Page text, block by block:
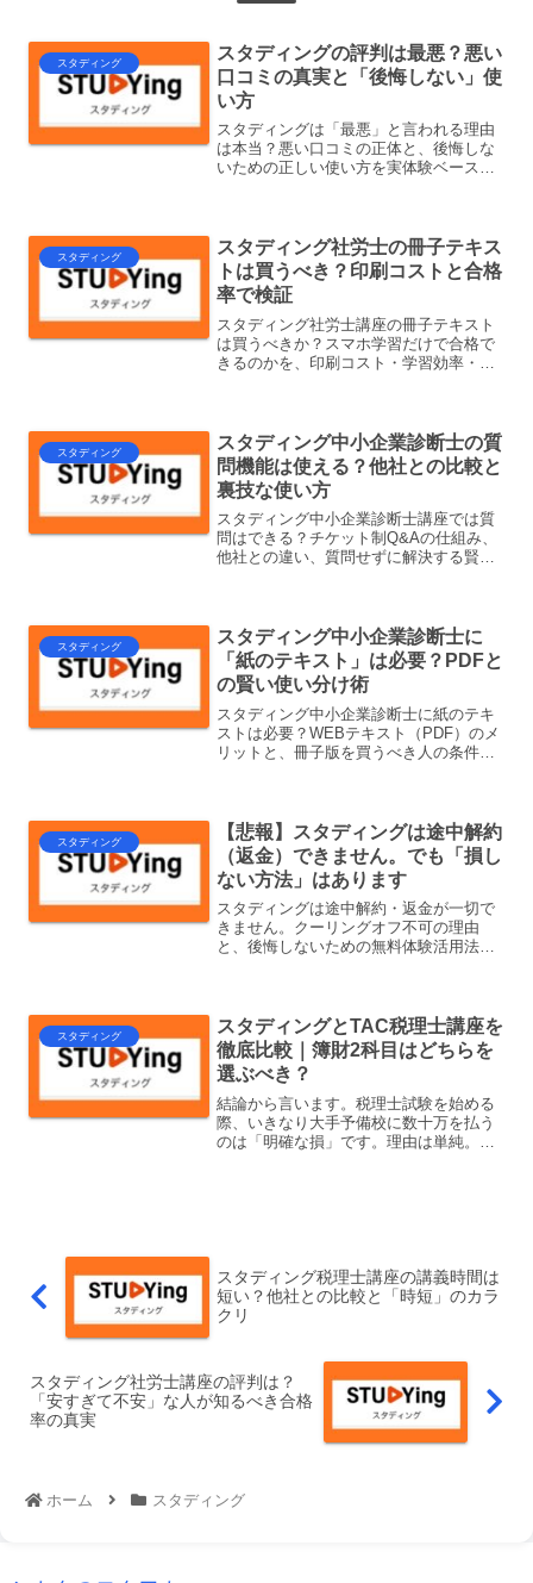
スタディング
スタディングの評判は最悪？悪い
口コミの真実と「後悔しない」使
い方
スタディングは「最悪」と言われる理由
は本当？悪い口コミの正体と、後悔しな
いための正しい使い方を実体験ベースで
スタディング
スタディング社労士の冊子テキス
トは買うべき？印刷コストと合格
率で検証
スタディング社労士講座の冊子テキスト
は買うべきか？スマホ学習だけで合格で
きるのかを、印刷コスト・学習効率・合
スタディング
スタディング中小企業診断士の質
問機能は使える？他社との比較と
裏技な使い方
スタディング中小企業診断士講座では質
問はできる？チケット制Q&Aの仕組み、
他社との違い、質問せずに解決する賢い
スタディング
スタディング中小企業診断士に
「紙のテキスト」は必要？PDFと
の賢い使い分け術
スタディング中小企業診断士に紙のテキ
ストは必要？WEBテキスト（PDF）のメ
リットと、冊子版を買うべき人の条件を
スタディング
【悲報】スタディングは途中解約
（返金）できません。でも「損し
ない方法」はあります
スタディングは途中解約・返金が一切で
きません。クーリングオフ不可の理由
と、後悔しないための無料体験活用法・
スタディング
スタディングとTAC税理士講座を
徹底比較｜簿財2科目はどちらを
選ぶべき？
結論から言います。税理士試験を始める
際、いきなり大手予備校に数十万を払う
のは「明確な損」です。理由は単純。最
スタディング税理士講座の講義時間は
短い？他社との比較と「時短」のカラ
クリ
スタディング社労士講座の評判は？
「安すぎて不安」な人が知るべき合格
率の真実
ホーム スタディング